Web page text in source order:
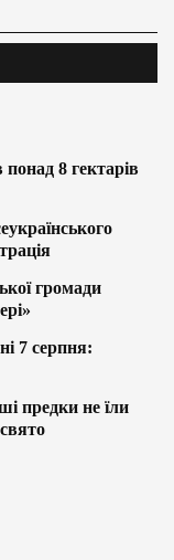
8 гектарів
громади
7 серпня:
предки не їли